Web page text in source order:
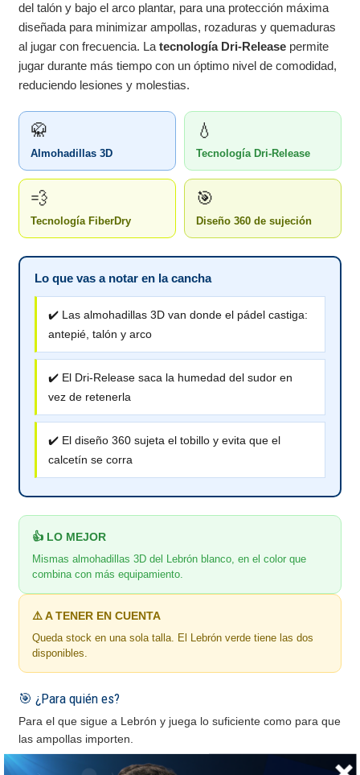
del talón y bajo el arco plantar, para una protección máxima
diseñada para minimizar ampollas, rozaduras y quemaduras
al jugar con frecuencia. Latecnología Dri-Release permite
jugar durante más tiempo con un óptimo nivel de comodidad,
reduciendo lesiones y molestias.
🥋
Almohadillas 3D
💧
Tecnología Dri-Release
💨
Tecnología FiberDry
🎯
Diseño 360 de sujeción
Lo que vas a notar en la cancha
✔️ Las almohadillas 3D van donde el pádel castiga:
antepié, talón y arco
✔️ El Dri-Release saca la humedad del sudor en
vez de retenerla
✔️ El diseño 360 sujeta el tobillo y evita que el
calcetín se corra
👍 LO MEJOR
Mismas almohadillas 3D del Lebrón blanco, en el color que
combina con más equipamiento.
⚠️ A TENER EN CUENTA
Queda stock en una sola talla. El Lebrón verde tiene las dos
disponibles.
🎯 ¿Para quién es?
Para el que sigue a Lebrón y juega lo suficiente como para que
las ampollas importen.